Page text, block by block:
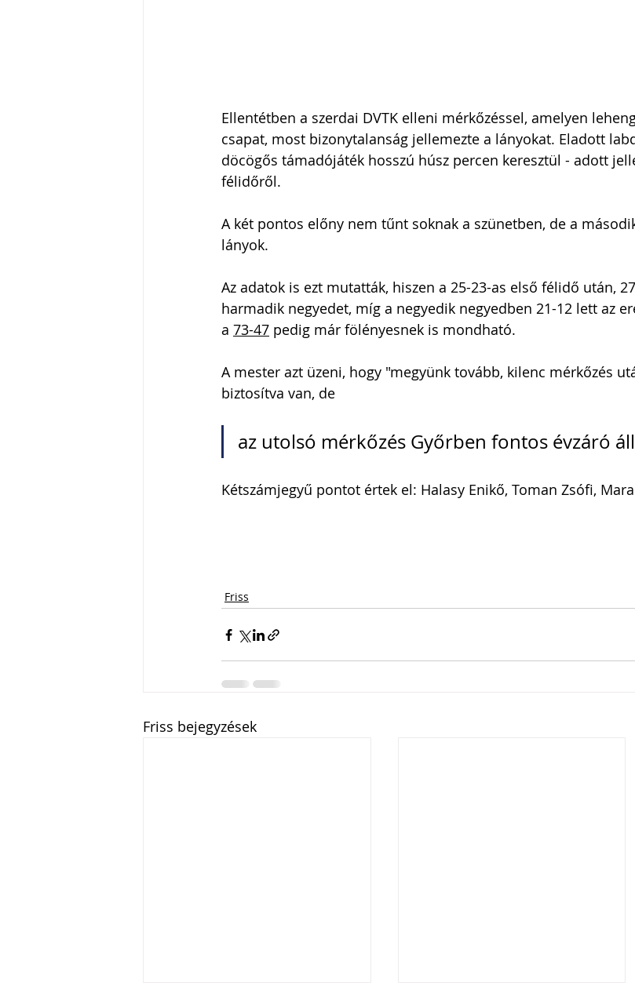
Ellentétben a szerdai DVTK elleni mérkőzéssel, amelyen
csapat, most bizonytalanság jellemezte a lányokat. Eladott
döcögős támadójáték hosszú húsz percen keresztül - adott
félidőről.
A két pontos előny nem tűnt soknak a szünetben, de a
lányok.
Az adatok is ezt mutatták, hiszen a 25-23-as első félidő után,
harmadik negyedet, míg a negyedik negyedben 21-12 lett az
a 73-47 pedig már fölényesnek is mondható.
A mester azt üzeni, hogy "megyünk tovább, kilenc mérkőzés
biztosítva van, de
az utolsó mérkőzés Győrben fontos évzáró
Kétszámjegyű pontot értek el: Halasy Enikő, Toman Zsófi,
Friss
Friss bejegyzések